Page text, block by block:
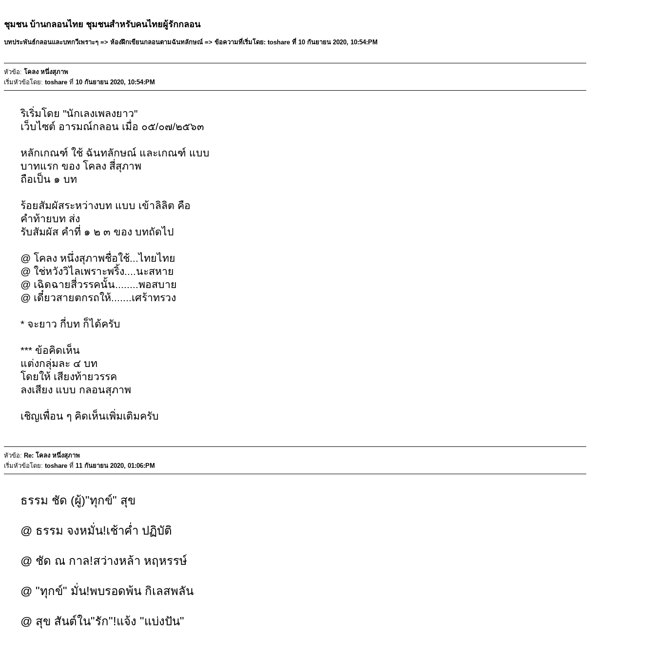
ชุมชน บ้านกลอนไทย ชุมชนสำหรับคนไทยผู้รักกลอน
บทประพันธ์กลอนและบทกวีเพราะๆ => ห้องฝึกเขียนกลอนตามฉันทลักษณ์ => ข้อความที่เริ่มโดย: toshare ที่ 10 กันยายน 2020, 10:54:PM
หัวข้อ: โคลง หนึ่งสุภาพ
เริ่มหัวข้อโดย: toshare ที่ 10 กันยายน 2020, 10:54:PM
ริเริ่มโดย "นักเลงเพลงยาว"
เว็บไซต์ อารมณ์กลอน เมื่อ ๐๕/๐๗/๒๕๖๓
หลักเกณฑ์ ใช้ ฉันทลักษณ์ และเกณฑ์ แบบ
บาทแรก ของ โคลง สี่สุภาพ
ถือเป็น ๑ บท
ร้อยสัมผัสระหว่างบท แบบ เข้าลิลิต คือ
คำท้ายบท ส่ง
รับสัมผัส คำที่ ๑ ๒ ๓ ของ บทถัดไป
@ โคลง หนึ่งสุภาพชื่อใช้...ไทยไทย
@ ใช่หวังวิไลเพราะพริ้ง....นะสหาย
@ เฉิดฉายสี่วรรคนั้น........พอสบาย
@ เดี๋ยวสายตกรถให้.......เศร้าทรวง
* จะยาว กี่บท ก็ได้ครับ
*** ข้อคิดเห็น
แต่งกลุ่มละ ๔ บท
โดยให้ เสียงท้ายวรรค
ลงเสียง แบบ กลอนสุภาพ
เชิญเพื่อน ๆ คิดเห็นเพิ่มเติมครับ
หัวข้อ: Re: โคลง หนึ่งสุภาพ
เริ่มหัวข้อโดย: toshare ที่ 11 กันยายน 2020, 01:06:PM
ธรรม ชัด (ผู้)"ทุกข์" สุข
@ ธรรม จงหมั่น!เช้าค่ำ ปฏิบัติ
@ ชัด ณ กาล!สว่างหล้า หฤหรรษ์
@ "ทุกข์" มั่น!พบรอดพ้น กิเลสพลัน
@ สุข สันต์ใน"รัก"!แจ้ง "แบ่งปัน"